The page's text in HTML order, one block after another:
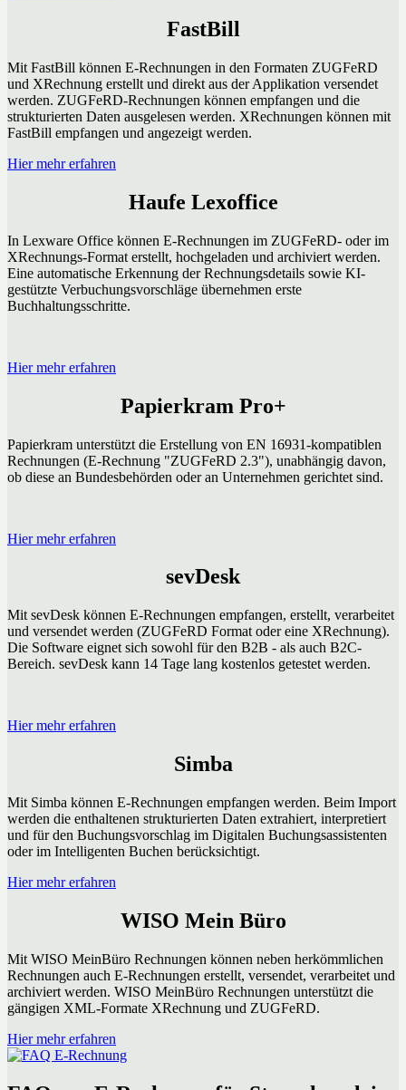
FastBill
Mit FastBill können E-Rechnungen in den Formaten ZUGFeRD
und XRechnung erstellt und direkt aus der Applikation versendet
werden. ZUGFeRD-Rechnungen können empfangen und die
strukturierten Daten ausgelesen werden. XRechnungen können mit
FastBill empfangen und angezeigt werden.
Hier mehr erfahren
Haufe Lexoffice
In Lexware Office können E-Rechnungen im ZUGFeRD- oder im
XRechnungs-Format erstellt, hochgeladen und archiviert werden.
Eine automatische Erkennung der Rechnungsdetails sowie KI-
gestützte Verbuchungsvorschläge übernehmen erste
Buchhaltungsschritte.
Hier mehr erfahren
Papierkram Pro+
Papierkram unterstützt die Erstellung von EN 16931-kompatiblen
Rechnungen (E-Rechnung "ZUGFeRD 2.3"), unabhängig davon,
ob diese an Bundesbehörden oder an Unternehmen gerichtet sind.
Hier mehr erfahren
sevDesk
Mit sevDesk können E-Rechnungen empfangen, erstellt, verarbeitet
und versendet werden (ZUGFeRD Format oder eine XRechnung).
Die Software eignet sich sowohl für den B2B - als auch B2C-
Bereich. sevDesk kann 14 Tage lang kostenlos getestet werden.
Hier mehr erfahren
Simba
Mit Simba können E-Rechnungen empfangen werden. Beim Import
werden die enthaltenen strukturierten Daten extrahiert, interpretiert
und für den Buchungsvorschlag im Digitalen Buchungsassistenten
oder im Intelligenten Buchen berücksichtigt.
Hier mehr erfahren
WISO Mein Büro
Mit WISO MeinBüro Rechnungen können neben herkömmlichen
Rechnungen auch E-Rechnungen erstellt, versendet, verarbeitet und
archiviert werden. WISO MeinBüro Rechnungen unterstützt die
gängigen XML-Formate XRechnung und ZUGFeRD.
Hier mehr erfahren